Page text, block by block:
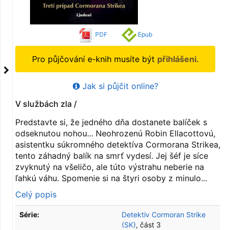
PDF Epub
Pro půjčování e-knih musíte být přihlášeni.
Jak si půjčit online?
V službách zla /
Predstavte si, že jedného dňa dostanete balíček s
odseknutou nohou... Neohrozenú Robin Ellacottovú,
asistentku súkromného detektíva Cormorana Strikea,
tento záhadný balík na smrť vydesí. Jej šéf je síce
zvyknutý na všeličo, ale túto výstrahu neberie na
ľahkú váhu. Spomenie si na štyri osoby z minulo...
Celý popis
Série:
Detektiv Cormoran Strike
(SK), část 3